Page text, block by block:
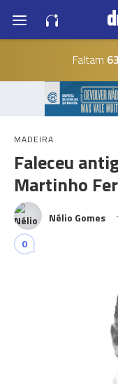
Faltam
MADEIRA
Faleceu
Martinho
Nélio Gomes
0